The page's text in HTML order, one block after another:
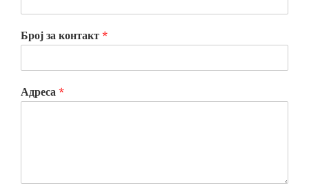
Број за контакт *
Адреса *